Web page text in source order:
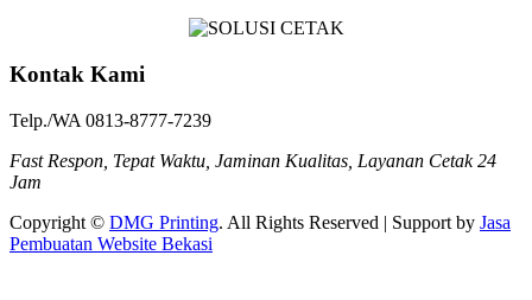
Kontak Kami
Telp./WA 0813-8777-7239
Fast Respon, Tepat Waktu, Jaminan Kualitas, Layanan Cetak 24
Jam
Copyright © DMG Printing. All Rights Reserved | Support by Jasa
Pembuatan Website Bekasi